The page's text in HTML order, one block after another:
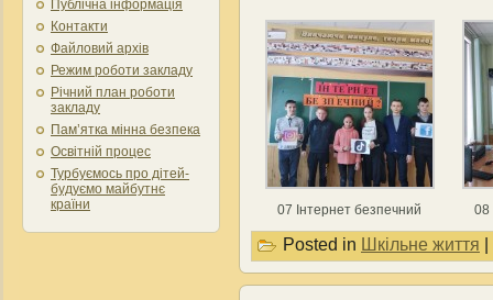
Публічна інформація
Контакти
Файловий архів
Режим роботи закладу
Річний план роботи
закладу
Пам’ятка мінна безпека
Освітній процес
Турбуємось про дітей-
будуємо майбутнє
країни
07 Інтернет безпечний 08
Posted in Шкільне життя |